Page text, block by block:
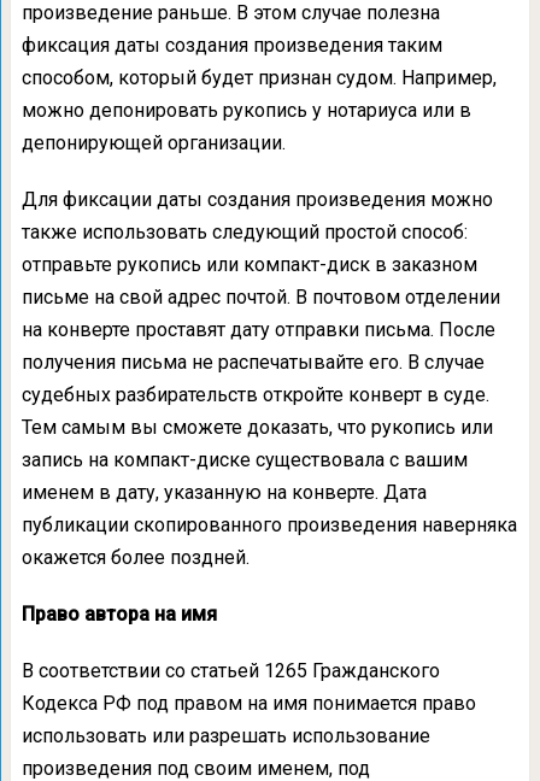
произведение раньше. В этом случае полезна
фиксация даты создания произведения таким
способом, который будет признан судом. Например,
можно депонировать рукопись у нотариуса или в
депонирующей организации.
Для фиксации даты создания произведения можно
также использовать следующий простой способ:
отправьте рукопись или компакт-диск в заказном
письме на свой адрес почтой. В почтовом отделении
на конверте проставят дату отправки письма. После
получения письма не распечатывайте его. В случае
судебных разбирательств откройте конверт в суде.
Тем самым вы сможете доказать, что рукопись или
запись на компакт-диске существовала с вашим
именем в дату, указанную на конверте. Дата
публикации скопированного произведения наверняка
окажется более поздней.
Право автора на имя
В соответствии со статьей 1265 Гражданского
Кодекса РФ под правом на имя понимается право
использовать или разрешать использование
произведения под своим именем, под